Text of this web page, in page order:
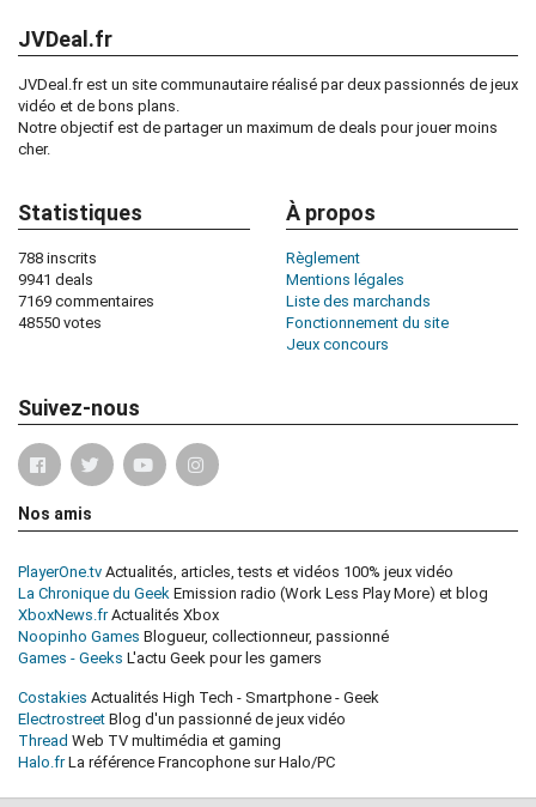
JVDeal.fr
JVDeal.fr est un site communautaire réalisé par deux passionnés de jeux
vidéo et de bons plans.
Notre objectif est de partager un maximum de deals pour jouer moins
cher.
Statistiques
788 inscrits
9941 deals
7169 commentaires
48550 votes
À propos
Règlement
Mentions légales
Liste des marchands
Fonctionnement du site
Jeux concours
Suivez-nous
Nos amis
PlayerOne.tv Actualités, articles, tests et vidéos 100% jeux vidéo
La Chronique du Geek Emission radio (Work Less Play More) et blog
XboxNews.frActualités Xbox
Noopinho Games Blogueur, collectionneur, passionné
Games - Geeks L'actu Geek pour les gamers
Costakies Actualités High Tech - Smartphone - Geek
Electrostreet Blog d'un passionné de jeux vidéo
Thread Web TV multimédia et gaming
Halo.frLa référence Francophone sur Halo/PC